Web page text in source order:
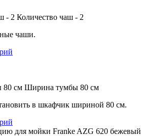
Количество чаш - 2
чаши.
Ширина тумбы 80 см
в шкафчик шириной 80 см.
для мойки Franke AZG 620 бежевый